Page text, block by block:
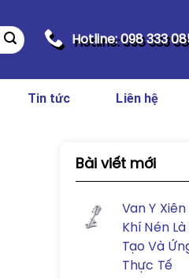
Hotline: 098 333
Tin tức Liên hệ
Bài viết mới
Van Y
Khí Nén
Tạo Và
Thực Tế